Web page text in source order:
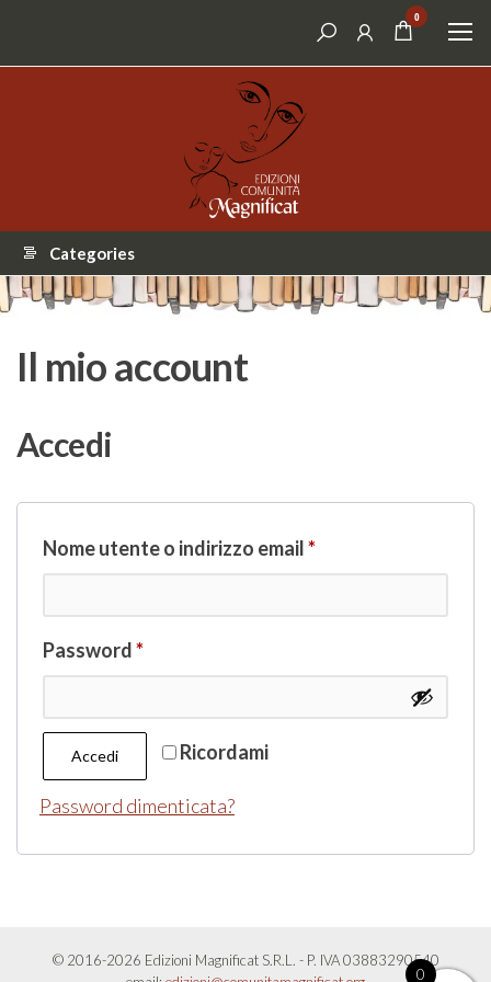
0
Categories
Il mio account
Accedi
Nome utente o indirizzo email*Richiesto
Password*Richiesto
Ricordami
Accedi
Password dimenticata?
© 2016-2026 Edizioni Magnificat S.R.L. - P. IVA 03883290540
0